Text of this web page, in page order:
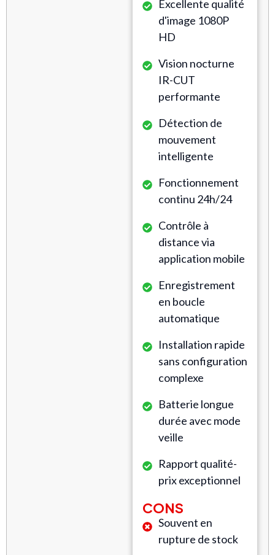
Excellente qualité
d'image 1080P
HD
Vision nocturne
IR-CUT
performante
Détection de
mouvement
intelligente
Fonctionnement
continu 24h/24
Contrôle à
distance via
application mobile
Enregistrement
en boucle
automatique
Installation rapide
sans configuration
complexe
Batterie longue
durée avec mode
veille
Rapport qualité-
prix exceptionnel
CONS
Souvent en
rupture de stock